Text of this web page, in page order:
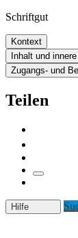
Schriftgut
Kontext
Inhalt und
Zugangs- und
Teilen
Hilfe